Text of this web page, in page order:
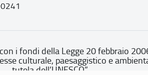
i fondi della Legge 20 febbraio
culturale, paesaggistico e
tutela dell’UNESCO”